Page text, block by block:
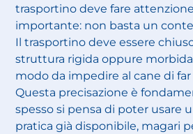
trasportino deve fare
importante: non basta un
Il trasportino deve essere
struttura rigida oppure
modo da impedire al cane di
Questa precisazione è
spesso si pensa di poter usare
pratica già disponibile, magari